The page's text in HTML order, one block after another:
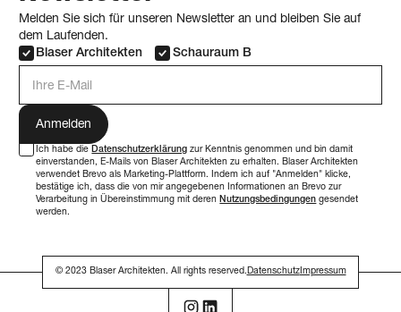
Melden Sie sich für unseren Newsletter an und bleiben Sie auf
dem Laufenden.
Blaser Architekten
Schauraum B
Ich habe die Datenschutzerklärung zur Kenntnis genommen und bin damit
einverstanden, E-Mails von Blaser Architekten zu erhalten. Blaser Architekten
verwendet Brevo als Marketing-Plattform. Indem ich auf "Anmelden" klicke,
bestätige ich, dass die von mir angegebenen Informationen an Brevo zur
Verarbeitung in Übereinstimmung mit deren Nutzungsbedingungen gesendet
werden.
© 2023 Blaser Architekten. All rights reserved.DatenschutzImpressum